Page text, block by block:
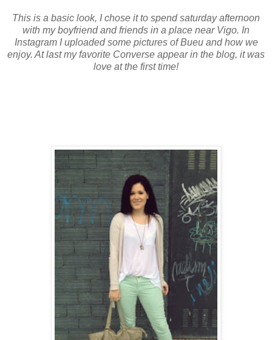
This is a basic look, I chose it to spend saturday afternoon
with my boyfriend and friends in a place near Vigo. In
Instagram I uploaded some pictures of Bueu and how we
enjoy. At last my favorite Converse appear in the blog, it was
love at the first time!